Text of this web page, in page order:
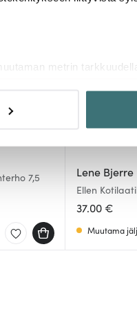
metrin tarkkuudella
mainosalan ja
voivat yhdistää
7,5
Lene Bjerre
Ellen
2 kpl Valkoinen
37.00 €
Muutama